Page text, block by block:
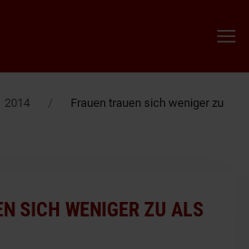
2014
Frauen trauen sich weniger zu
SICH WENIGER ZU ALS